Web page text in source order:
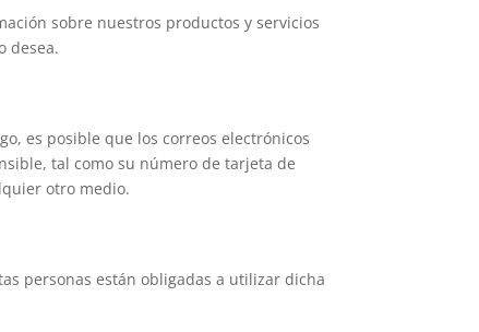
sobre nuestros productos y servicios
desea.
es posible que los correos electrónicos
tal como su número de tarjeta de
otro medio.
personas están obligadas a utilizar dicha